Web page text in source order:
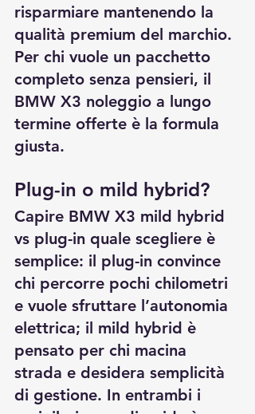
risparmiare mantenendo la
qualità premium del marchio.
Per chi vuole un pacchetto
completo senza pensieri, il
BMW X3 noleggio a lungo
termine offerte è la formula
giusta.
Plug-in o mild hybrid?
Capire BMW X3 mild hybrid
vs plug-in quale scegliere è
semplice: il plug-in convince
chi percorre pochi chilometri
e vuole sfruttare l’autonomia
elettrica; il mild hybrid è
pensato per chi macina
strada e desidera semplicità
di gestione. In entrambi i